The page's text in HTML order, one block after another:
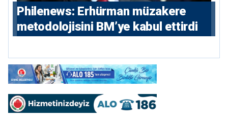
Philenews: Erhürman müzakere
metodolojisini BM’ye kabul ettirdi